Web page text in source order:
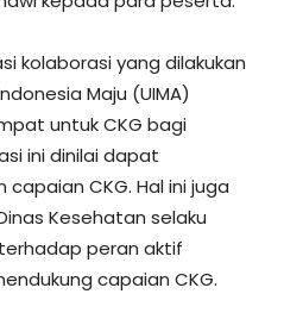
kolaborasi yang dilakukan
Maju (UIMA)
untuk CKG bagi
ini dinilai dapat
CKG. Hal ini juga
Kesehatan selaku
peran aktif
capaian CKG.